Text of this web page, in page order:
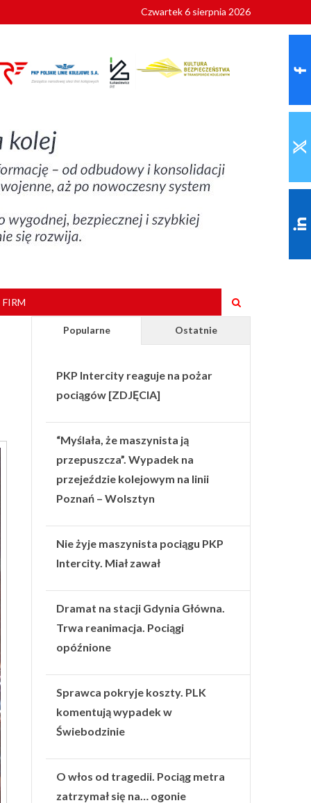
roku
Czwartek 6 sierpnia 2026
Popularne Ostatnie
PKP Intercity reaguje na pożar
pociągów [ZDJĘCIA]
“Myślała, że maszynista ją
przepuszcza”. Wypadek na
przejeździe kolejowym na linii
Poznań – Wolsztyn
Nie żyje maszynista pociągu PKP
Intercity. Miał zawał
Dramat na stacji Gdynia Główna.
Trwa reanimacja. Pociągi
opóźnione
Sprawca pokryje koszty. PLK
komentują wypadek w
Świebodzinie
O włos od tragedii. Pociąg metra
zatrzymał się na… ogonie